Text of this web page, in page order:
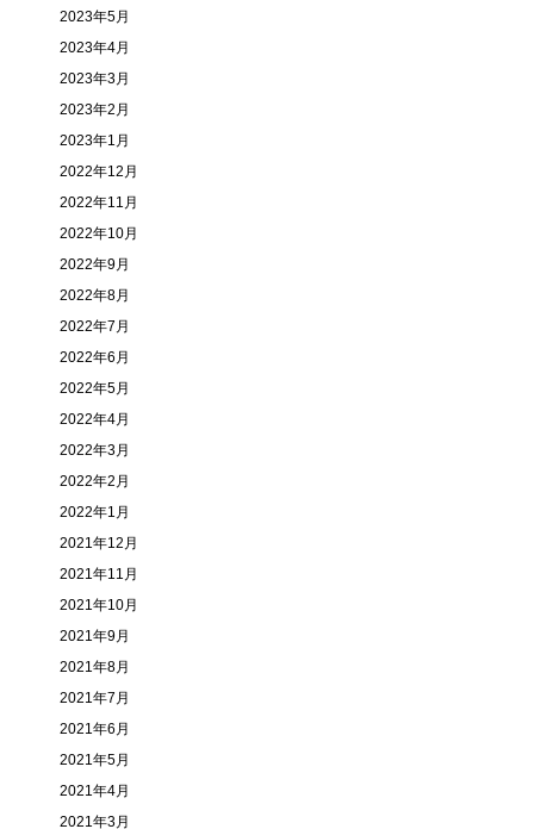
2023年5月
2023年4月
2023年3月
2023年2月
2023年1月
2022年12月
2022年11月
2022年10月
2022年9月
2022年8月
2022年7月
2022年6月
2022年5月
2022年4月
2022年3月
2022年2月
2022年1月
2021年12月
2021年11月
2021年10月
2021年9月
2021年8月
2021年7月
2021年6月
2021年5月
2021年4月
2021年3月